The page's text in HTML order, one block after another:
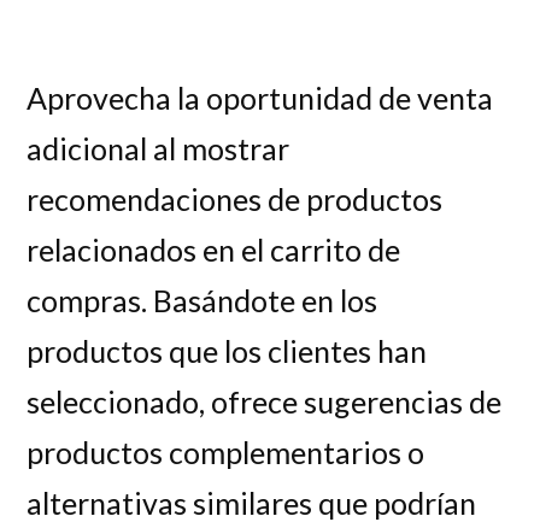
Aprovecha la oportunidad de venta
adicional al mostrar
recomendaciones de productos
relacionados en el carrito de
compras. Basándote en los
productos que los clientes han
seleccionado, ofrece sugerencias de
productos complementarios o
alternativas similares que podrían